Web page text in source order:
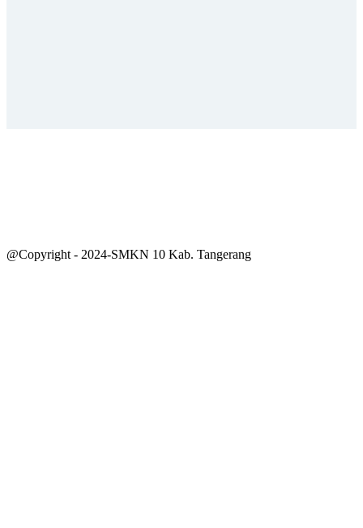
@Copyright - 2024-SMKN 10 Kab. Tangerang